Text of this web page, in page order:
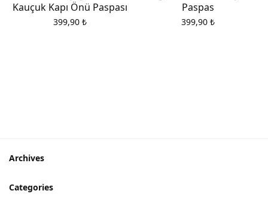
Kauçuk Kapı Önü Paspası
399,90 ₺
Paspas
399,90 ₺
Archives
Categories